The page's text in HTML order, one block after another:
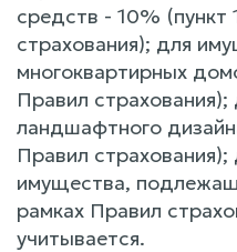
средств - 10% (пункт
страхования); для
многоквартирных
Правил страхования);
ландшафтного
Правил
имущества,
рамках Правил
учитывается.